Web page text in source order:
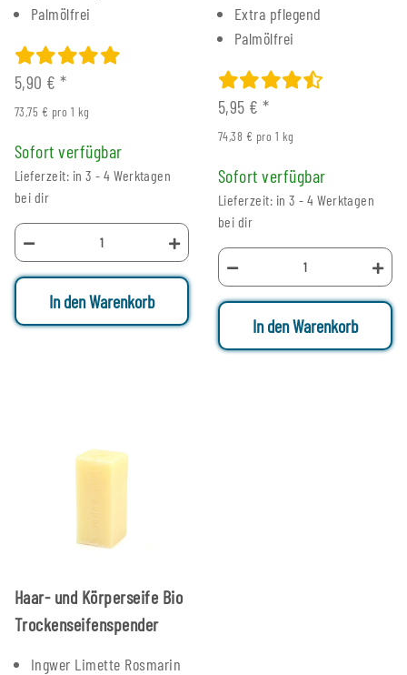
Palmölfrei
5,90 €*
73,75 € pro 1 kg
Sofort verfügbar
Lieferzeit: in 3 - 4 Werktagen
bei dir
In den Warenkorb
Extra pflegend
Palmölfrei
5,95 €*
74,38 € pro 1 kg
Sofort verfügbar
Lieferzeit: in 3 - 4 Werktagen
bei dir
In den Warenkorb
Haar- und Körperseife Bio
Trockenseifenspender
Ingwer Limette Rosmarin